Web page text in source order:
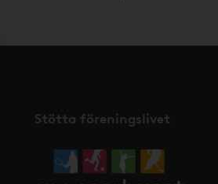
Stötta föreningslivet